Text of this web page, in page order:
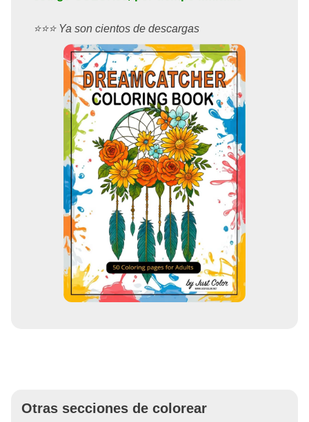
⭐️⭐️⭐️ Ya son cientos de descargas
Otras secciones de colorear